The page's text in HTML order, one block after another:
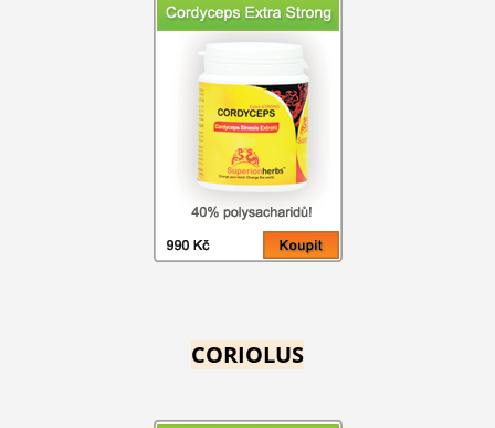
CORIOLUS